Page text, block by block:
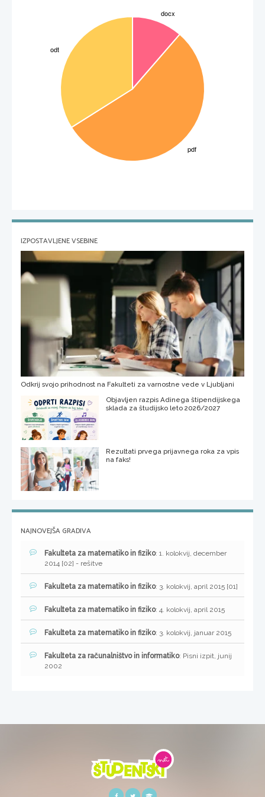
IZPOSTAVLJENE VSEBINE
Odkrij svojo prihodnost na Fakulteti za varnostne vede v Ljubljani
Objavljen razpis Adinega štipendijskega
sklada za študijsko leto 2026/2027
Rezultati prvega prijavnega roka za vpis
na faks!
NAJNOVEJŠA GRADIVA
Fakulteta za matematiko in fiziko: 1. kolokvij, december
2014 [02] - rešitve
Fakulteta za matematiko in fiziko: 3. kolokvij, april 2015 [01]
Fakulteta za matematiko in fiziko: 4. kolokvij, april 2015
Fakulteta za matematiko in fiziko: 3. kolokvij, januar 2015
Fakulteta za računalništvo in informatiko: Pisni izpit, junij
2002